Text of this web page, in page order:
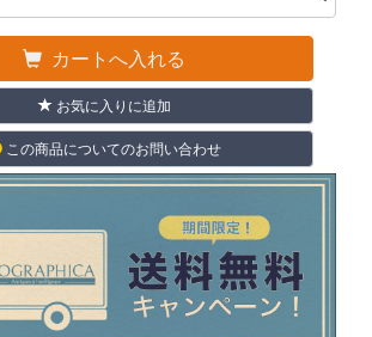
カートへ入れる
お気に入りに追加
この商品についてのお問い合わせ